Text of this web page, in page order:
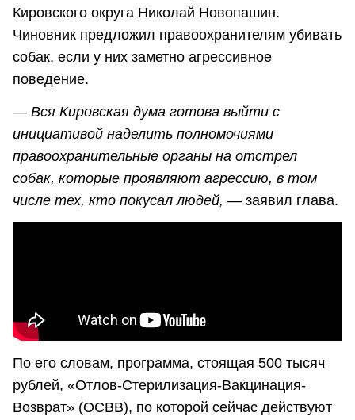
Кировского округа Николай Новопашин.
Чиновник предложил правоохранителям убивать
собак, если у них заметно агрессивное
поведение.
— Вся Кировская дума готова выйти с
инициативой наделить полномочиями
правоохранительные органы на отстрел
собак, которые проявляют агрессию, в том
числе тех, кто покусал людей, — заявил глава.
По его словам, программа, стоящая 500 тысяч
рублей, «Отлов-Стерилизация-Вакцинация-
Возврат» (ОСВВ), по которой сейчас действуют